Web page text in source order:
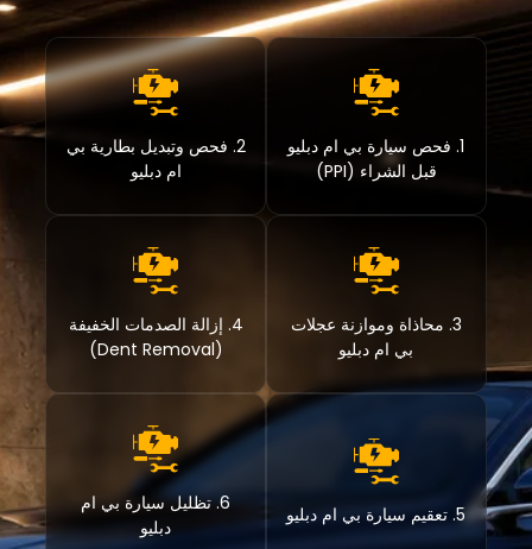
1. فحص سيارة بي ام دبليو
قبل الشراء (PPI)
2. فحص وتبديل بطارية بي
ام دبليو
3. محاذاة وموازنة عجلات
بي ام دبليو
4. إزالة الصدمات الخفيفة
(Dent Removal)
5. تعقيم سيارة بي ام دبليو
6. تظليل سيارة بي ام
دبليو